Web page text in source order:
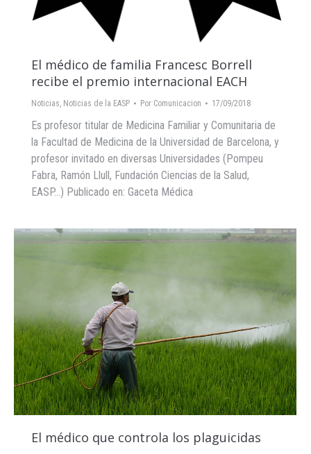
El médico de familia Francesc Borrell
recibe el premio internacional EACH
Noticias Noticias de la EASP Por Comunicacion 17/09/2018
Es profesor titular de Medicina Familiar y Comunitaria de
la Facultad de Medicina de la Universidad de Barcelona, y
profesor invitado en diversas Universidades (Pompeu
Fabra, Ramón Llull, Fundación Ciencias de la Salud,
EASP…) Publicado en: Gaceta Médica
El médico que controla los plaguicidas